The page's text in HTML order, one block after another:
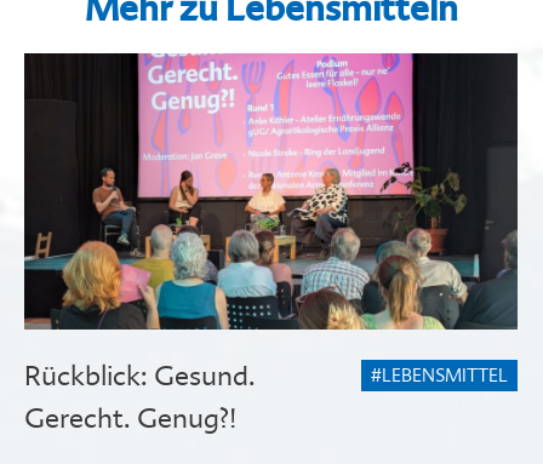
Mehr zu Lebensmitteln
#LEBENSMITTEL
Rückblick: Gesund.
Gerecht. Genug?!